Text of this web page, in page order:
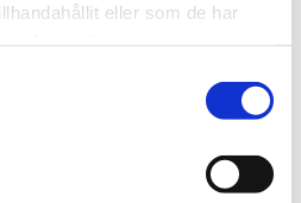
eller som de har
till din
handlar om mycket mer än
skyddar originalgolvet mot